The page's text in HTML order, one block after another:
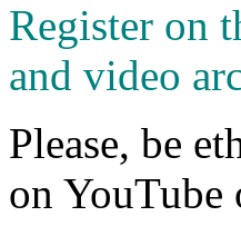
Register on
and video
Please, be
on YouTube